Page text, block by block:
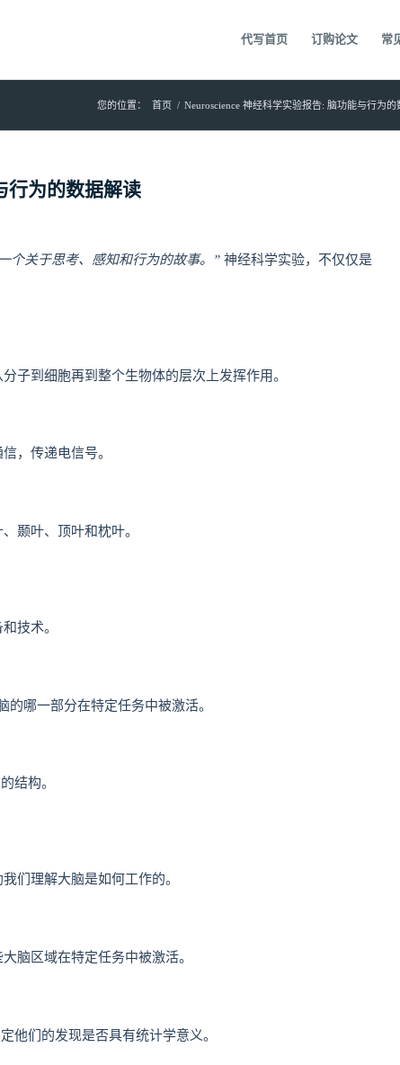
代写首页 订购论文 常
您的位置： 首页 / Neuroscience 神经科学实验报告: 脑功能与行为的
为的数据解读
个关于思考、感知和行为的故事。” 神经科学实验，不仅仅是
子到细胞再到整个生物体的层次上发挥作用。
，传递电信号。
颞叶、顶叶和枕叶。
技术。
哪一部分在特定任务中被激活。
结构。
们理解大脑是如何工作的。
脑区域在特定任务中被激活。
他们的发现是否具有统计学意义。